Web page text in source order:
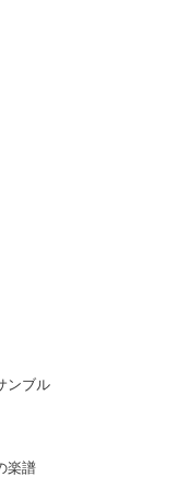
ンブル
楽譜